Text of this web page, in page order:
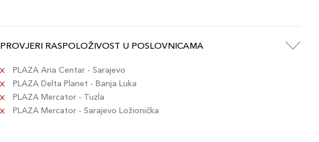
PROVJERI RASPOLOŽIVOST U POSLOVNICAMA
PLAZA Aria Centar - Sarajevo
PLAZA Delta Planet - Banja Luka
PLAZA Mercator - Tuzla
PLAZA Mercator - Sarajevo Ložionička